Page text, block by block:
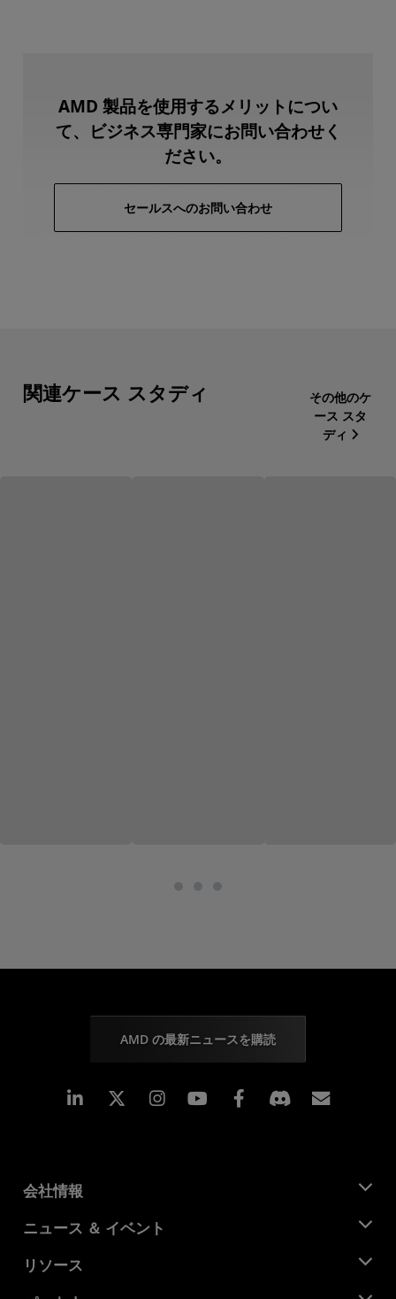
AMD 製品を使用するメリットについ
て、ビジネス専門家にお問い合わせく
ださい。
セールスへのお問い合わせ
関連ケース スタディ
その他のケ
ース スタ
ディ
AMD の最新ニュースを購読
Linkedin Instagram Facebook
会社情報
AMD について
企業責任
キャリア
ニュース ＆ イベント
ニュースルーム
リソース